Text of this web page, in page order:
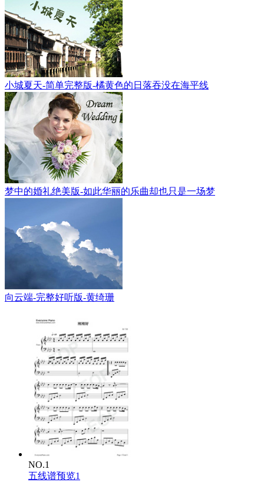
小城夏天-简单完整版-橘黄色的日落吞没在海平线
梦中的婚礼绝美版-如此华丽的乐曲却也只是一场梦
向云端-完整好听版-黄绮珊
NO.1
五线谱预览1